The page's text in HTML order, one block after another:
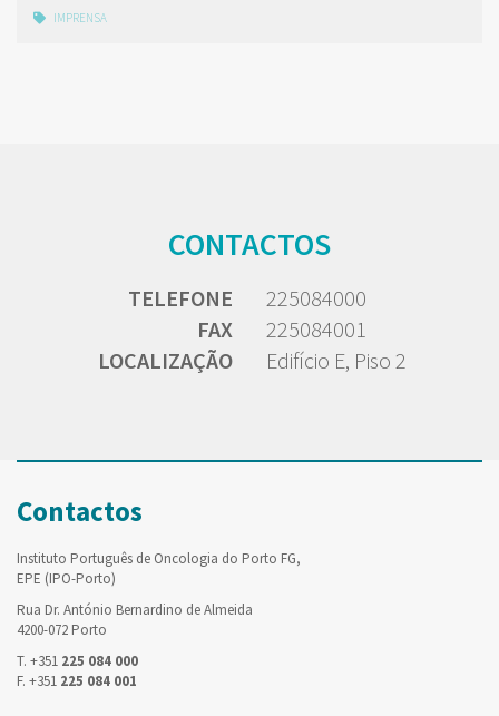
IMPRENSA
CONTACTOS
TELEFONE
225084000
FAX
225084001
LOCALIZAÇÃO
Edifício E, Piso 2
Contactos
Instituto Português de Oncologia do Porto FG,
EPE (IPO-Porto)
Rua Dr. António Bernardino de Almeida
4200-072 Porto
T. +351 225 084 000
F. +351 225 084 001